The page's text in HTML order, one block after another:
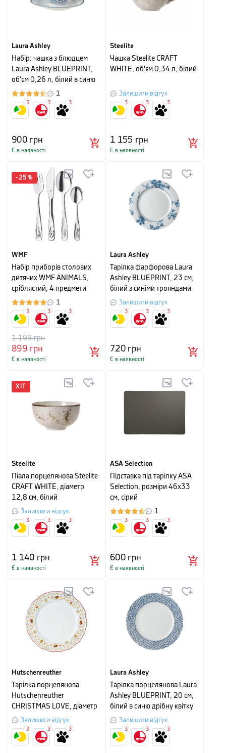
Laura Ashley
Набір: чашка з блюдцем
Laura Ashley BLUEPRINT,
об'єм 0,26 л, білий в синю
дрібну квітку 1
900грн
Є в наявності
3 3 3
Steelite
Чашка Steelite CRAFT
WHITE, об'єм 0,34 л, білий
Залишити відгук
1 155 грн
Є в наявності
3 3 3
-25 %
WMF
Набір приборів столових
дитячих WMF ANIMALS,
сріблястий, 4 предмети
1
899грн
1 199грн
Є в наявності
3 3 3
Laura Ashley
Тарілка фарфорова Laura
Ashley BLUEPRINT, 23 см,
білий з синіми трояндами
Залишити відгук
720грн
Є в наявності
3 3 3
ХІТ
Steelite
Піала порцелянова Steelite
CRAFT WHITE, діаметр
12,8 см, білий
Залишити відгук
1 140 грн
Є в наявності
3 3 3
ASA Selection
Підставка під тарілку ASA
Selection, розміри 46х33
см, сірий
1
600грн
Є в наявності
3 3 3
Hutschenreuther
Тарілка порцелянова
Hutschenreuther
CHRISTMAS LOVE, діаметр
27 см, білий з малюнком
Залишити відгук
3 3 3
Laura Ashley
Тарілка порцелянова Laura
Ashley BLUEPRINT, 20 см,
білий в синю дрібну квітку
Залишити відгук
3 3 3